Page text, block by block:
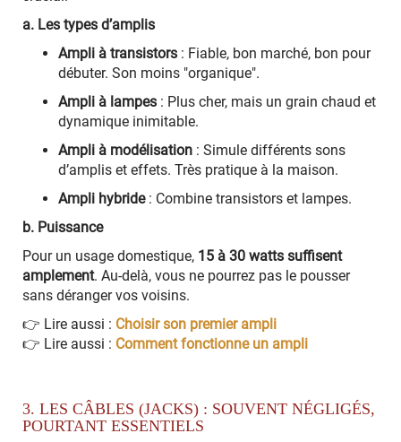
a. Les types d’amplis
Ampli à transistors : Fiable, bon marché, bon pour
débuter. Son moins "organique".
Ampli à lampes : Plus cher, mais un grain chaud et
dynamique inimitable.
Ampli à modélisation : Simule différents sons
d’amplis et effets. Très pratique à la maison.
Ampli hybride: Combine transistors et lampes.
b. Puissance
Pour un usage domestique, 15 à 30 watts suffisent
amplement. Au-delà, vous ne pourrez pas le pousser
sans déranger vos voisins.
👉 Lire aussi : Choisir son premier ampli
👉 Lire aussi : Comment fonctionne un ampli
3. LES CÂBLES (JACKS) : SOUVENT NÉGLIGÉS,
POURTANT ESSENTIELS